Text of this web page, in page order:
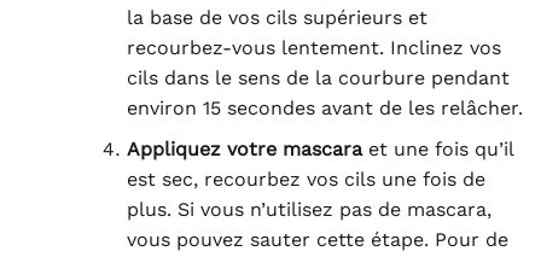
la base de vos cils supérieurs et
recourbez-vous lentement. Inclinez vos
cils dans le sens de la courbure pendant
environ 15 secondes avant de les relâcher.
Appliquez votre mascaraet une fois qu’il
est sec, recourbez vos cils une fois de
plus. Si vous n’utilisez pas de mascara,
vous pouvez sauter cette étape. Pour de